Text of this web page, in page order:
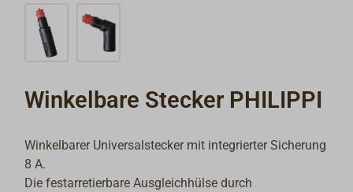
Winkelbare Stecker PHILIPPI
Winkelbarer Universalstecker mit integrierter Sicherung
8 A.
Die festarretierbare Ausgleichhülse durch